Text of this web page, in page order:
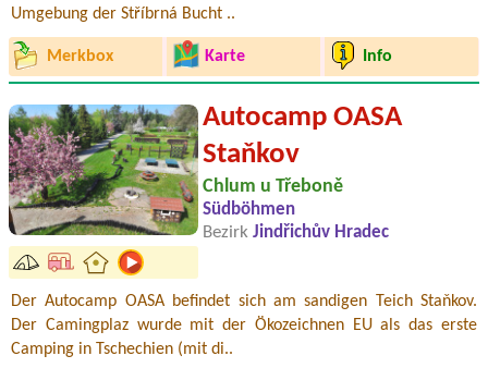
Umgebung der Stříbrná Bucht ..
Merkbox Karte Info
Autocamp OASA
Staňkov
Chlum u Třeboně
Südböhmen
Bezirk Jindřichův Hradec
Der Autocamp OASA befindet sich am sandigen Teich Staňkov.
Der Camingplaz wurde mit der Ökozeichnen EU als das erste
Camping in Tschechien (mit di..